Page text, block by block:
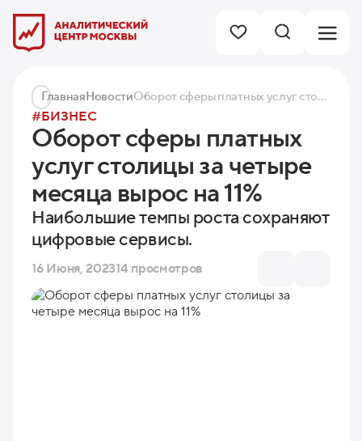
ГлавнаяНовости Оборот сферы платных услуг столицы за четыре месяца вырос на 11%
#БИЗНЕС
Оборот сферы платных
услуг столицы за четыре
месяца вырос на 11%
Наибольшие темпы роста сохраняют
цифровые сервисы.
16 Июня, 202314 просмотров